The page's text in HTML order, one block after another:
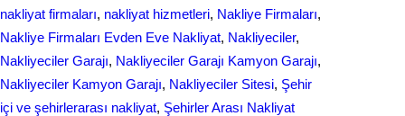
nakliyat firmaları, nakliyat hizmetleri, Nakliye Firmaları
Nakliye Firmaları Evden Eve Nakliyat, Nakliyeciler
Nakliyeciler Garajı, Nakliyeciler Garajı Kamyon Garajı
Nakliyeciler Kamyon Garajı, Nakliyeciler Sitesi, Şehir
içi ve şehirlerarası nakliyat, Şehirler Arası Nakliyat